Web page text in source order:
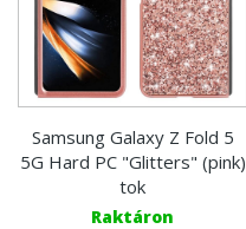
Samsung Galaxy Z Fold 5
5G Hard PC "Glitters" (pink)
tok
Raktáron